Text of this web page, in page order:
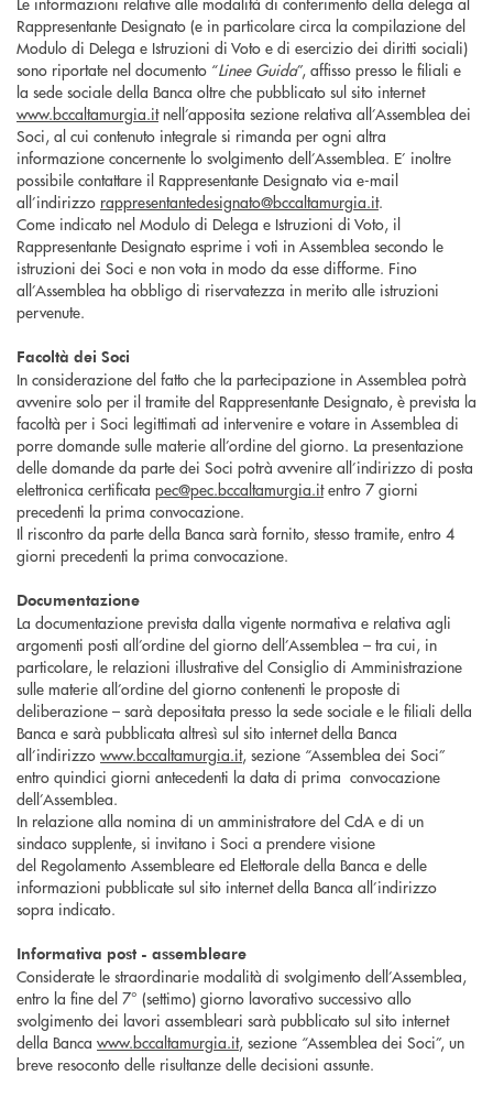
Rappresentante Designato (e in particolare circa la compilazione del
Modulo di Delega e Istruzioni di Voto e di esercizio dei diritti sociali)
sono riportate nel documento “Linee Guida”, affisso presso le filiali e
la sede sociale della Banca oltre che pubblicato sul sito internet
www.bccaltamurgia.itnell’apposita sezione relativa all’Assemblea dei
Soci, al cui contenuto integrale si rimanda per ogni altra
informazione concernente lo svolgimento dell’Assemblea. E’ inoltre
possibile contattare il Rappresentante Designato via e-mail
all’indirizzo rappresentantedesignato@bccaltamurgia.it.
Come indicato nel Modulo di Delega e Istruzioni di Voto, il
Rappresentante Designato esprime i voti in Assemblea secondo le
istruzioni dei Soci e non vota in modo da esse difforme. Fino
all’Assemblea ha obbligo di riservatezza in merito alle istruzioni
pervenute.
Facoltà dei Soci
In considerazione del fatto che la partecipazione in Assemblea potrà
avvenire solo per il tramite del Rappresentante Designato, è prevista la
facoltà per i Soci legittimati ad intervenire e votare in Assemblea di
porre domande sulle materie all’ordine del giorno. La presentazione
delle domande da parte dei Soci potrà avvenire all’indirizzo di posta
elettronica certificata pec@pec.bccaltamurgia.itentro 7 giorni
precedenti la prima convocazione.
Il riscontro da parte della Banca sarà fornito, stesso tramite, entro 4
giorni precedenti la prima convocazione.
Documentazione
La documentazione prevista dalla vigente normativa e relativa agli
argomenti posti all’ordine del giorno dell’Assemblea – tra cui, in
particolare, le relazioni illustrative del Consiglio di Amministrazione
sulle materie all’ordine del giorno contenenti le proposte di
deliberazione – sarà depositata presso la sede sociale e le filiali della
Banca e sarà pubblicata altresì sul sito internet della Banca
all’indirizzo www.bccaltamurgia.it, sezione “Assemblea dei Soci”
entro quindici giorni antecedenti la data di prima convocazione
dell’Assemblea.
In relazione alla nomina di un amministratore del CdA e di un
sindaco supplente, si invitano i Soci a prendere visione
del Regolamento Assembleare ed Elettorale della Banca e delle
informazioni pubblicate sul sito internet della Banca all’indirizzo
sopra indicato.
Informativa post - assembleare
Considerate le straordinarie modalità di svolgimento dell’Assemblea,
entro la fine del 7° (settimo) giorno lavorativo successivo allo
svolgimento dei lavori assembleari sarà pubblicato sul sito internet
della Banca www.bccaltamurgia.it, sezione “Assemblea dei Soci”, un
breve resoconto delle risultanze delle decisioni assunte.